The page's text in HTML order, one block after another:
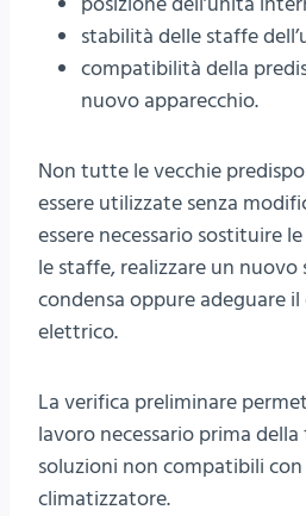
stabilità delle staffe
compatibilità della
nuovo apparecchio.
Non tutte le vecchie
essere utilizzate senza
essere necessario sostituire
le staffe, realizzare un nuovo
condensa oppure adeguare
elettrico.
La verifica preliminare
lavoro necessario prima
soluzioni non compatibili
climatizzatore.